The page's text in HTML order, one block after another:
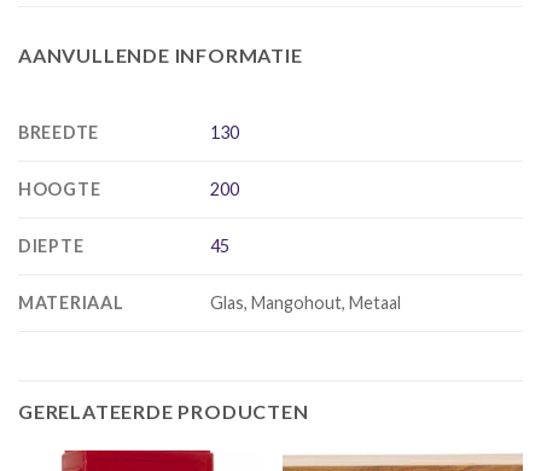
AANVULLENDE INFORMATIE
BREEDTE 130
HOOGTE 200
DIEPTE 45
MATERIAAL Glas, Mangohout, Metaal
GERELATEERDE PRODUCTEN